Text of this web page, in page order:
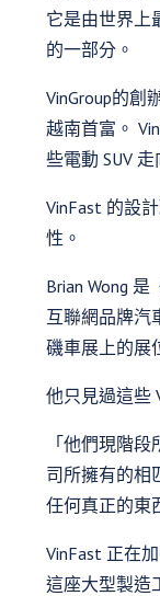
它是由世界上
的一部分。
VinGroup的創
越南首富。
些電動 SUV 走
VinFast 的設
性。
Brian Wong
互聯網品牌汽
磯車展上的展
他只見過這些
「他們現階
司所擁有的相
任何真正的東
VinFast 正在
這座大型製造